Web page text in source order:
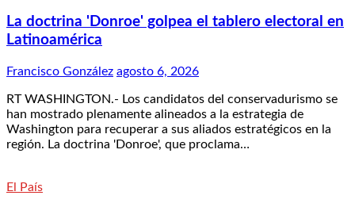
La doctrina 'Donroe' golpea el tablero electoral en
Latinoamérica
Francisco González agosto 6, 2026
RT WASHINGTON.- Los candidatos del conservadurismo se
han mostrado plenamente alineados a la estrategia de
Washington para recuperar a sus aliados estratégicos en la
región. La doctrina 'Donroe', que proclama…
El País